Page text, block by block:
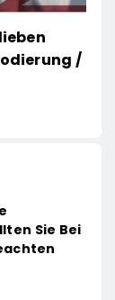
/
Sie Bei